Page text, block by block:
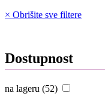
× Obrišite sve filtere
Dostupnost
na lageru (52)